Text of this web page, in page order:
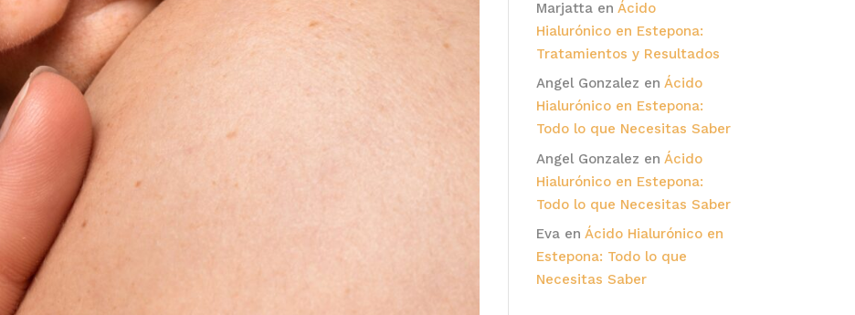
Marjattaen Ácido
Hialurónico en Estepona:
Tratamientos y Resultados
Angel Gonzalez en Ácido
Hialurónico en Estepona:
Todo lo que Necesitas Saber
Angel Gonzalez en Ácido
Hialurónico en Estepona:
Todo lo que Necesitas Saber
Evaen Ácido Hialurónico en
Estepona: Todo lo que
Necesitas Saber